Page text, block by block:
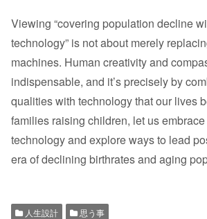
Viewing “covering population decline
technology” is not about merely
machines. Human creativity and
indispensable, and it’s precisely by
qualities with technology that our lives
families raising children, let us
technology and explore ways to lead
era of declining birthrates and aging
人生設計 思う事